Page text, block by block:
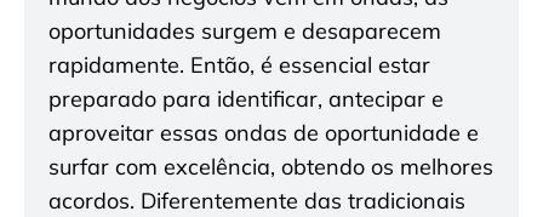
oportunidades surgem e desaparecem
rapidamente. Então, é essencial estar
preparado para identificar, antecipar e
aproveitar essas ondas de oportunidade e
surfar com excelência, obtendo os melhores
acordos. Diferentemente das tradicionais